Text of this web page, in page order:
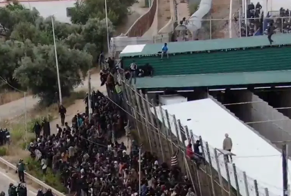
La Fiscalía archiva la investigación de la